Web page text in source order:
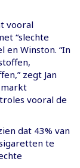
vooral
“slechte
en Winston. “In
zegt Jan
markt
vooral de
dat 43% van
te